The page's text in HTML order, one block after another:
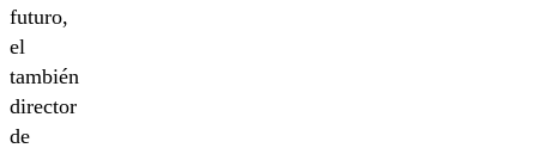
futuro,
el
también
director
de